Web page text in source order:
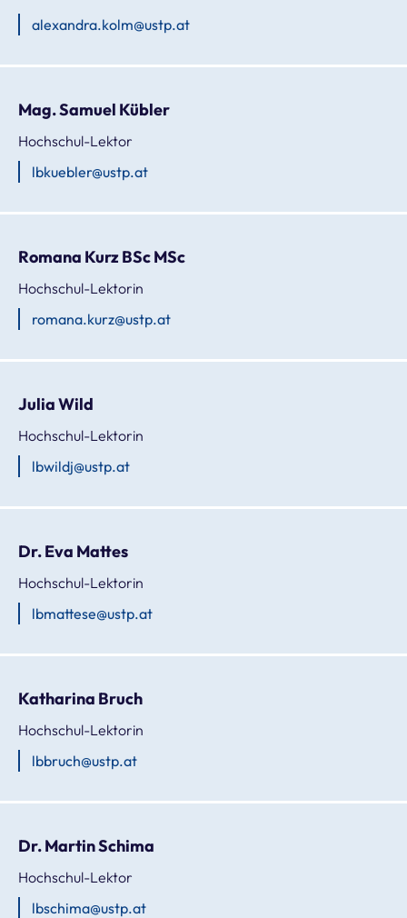
alexandra.kolm@ustp.at
Mag. Samuel Kübler
Hochschul-Lektor
lbkuebler@ustp.at
Romana Kurz BSc MSc
Hochschul-Lektorin
romana.kurz@ustp.at
Julia Wild
Hochschul-Lektorin
lbwildj@ustp.at
Dr. Eva Mattes
Hochschul-Lektorin
lbmattese@ustp.at
Katharina Bruch
Hochschul-Lektorin
lbbruch@ustp.at
Dr. Martin Schima
Hochschul-Lektor
lbschima@ustp.at